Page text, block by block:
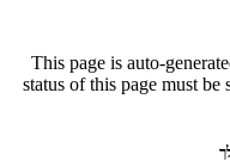
This page is auto-
status of this page must